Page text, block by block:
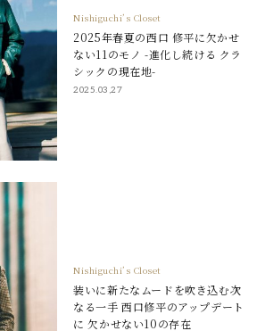
Nishiguchi’s Closet
2025年春夏の西口 修平に欠かせ
ない11のモノ -進化し続ける クラ
シックの現在地-
2025.03,27
Nishiguchi’s Closet
装いに新たなムードを吹き込む次
なる一手 西口修平のアップデート
に 欠かせない10の存在